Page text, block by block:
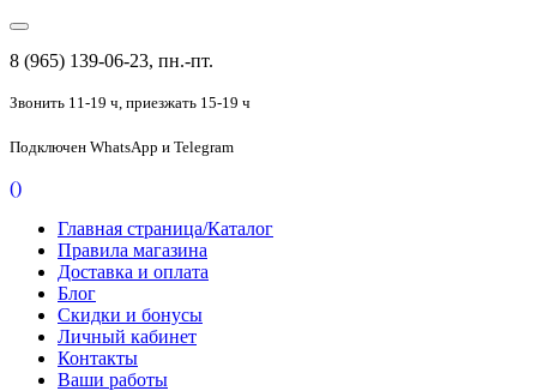
8 (965) 139-06-23, пн.-пт.
Звонить 11-19 ч, приезжать 15-19 ч
Подключен WhatsApp и Telegram
()
Главная страница/Каталог
Правила магазина
Доставка и оплата
Блог
Скидки и бонусы
Личный кабинет
Контакты
Ваши работы